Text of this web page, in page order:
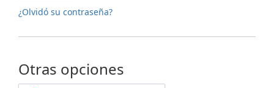
¿Olvidó su contraseña?
Otras opciones